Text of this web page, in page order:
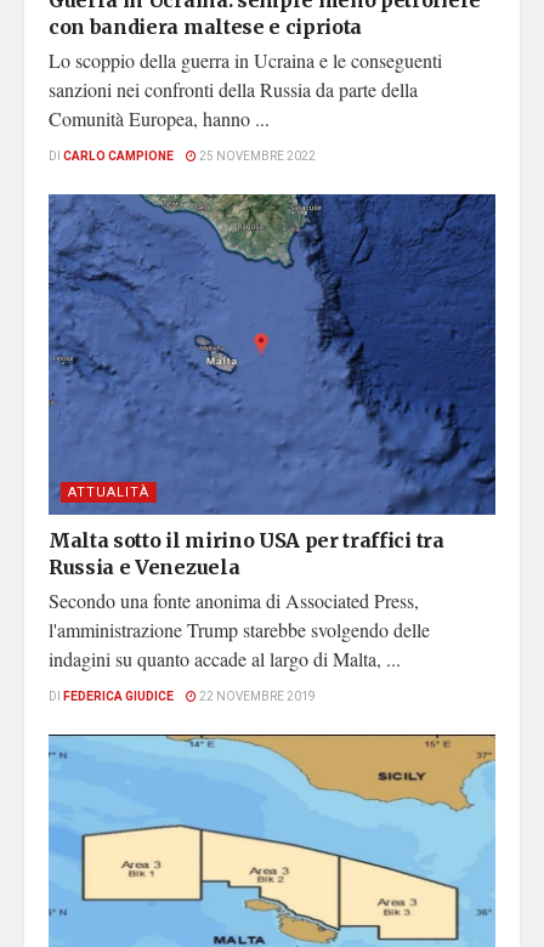
con bandiera maltese e cipriota
Lo scoppio della guerra in Ucraina e le conseguenti
sanzioni nei confronti della Russia da parte della
Comunità Europea, hanno ...
DI CARLO CAMPIONE 25 NOVEMBRE 2022
ATTUALITÀ
Malta sotto il mirino USA per traffici tra
Russia e Venezuela
Secondo una fonte anonima di Associated Press,
l'amministrazione Trump starebbe svolgendo delle
indagini su quanto accade al largo di Malta, ...
DI FEDERICA GIUDICE 22 NOVEMBRE 2019